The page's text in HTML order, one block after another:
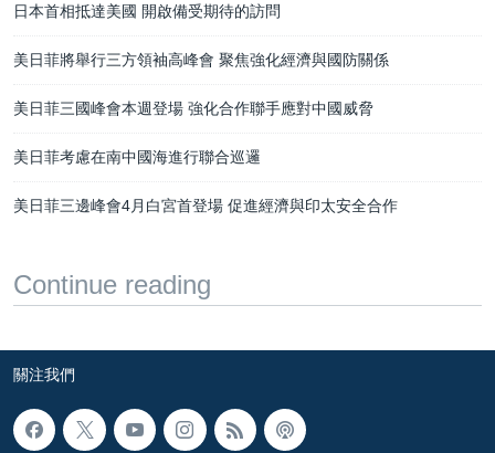
日本首相抵達美國 開啟備受期待的訪問
美日菲將舉行三方領袖高峰會 聚焦強化經濟與國防關係
美日菲三國峰會本週登場 強化合作聯手應對中國威脅
美日菲考慮在南中國海進行聯合巡邏
美日菲三邊峰會4月白宮首登場 促進經濟與印太安全合作
Continue reading
關注我們